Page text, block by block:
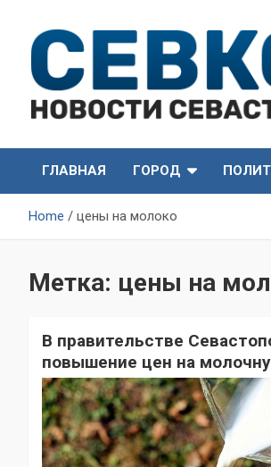
content
СевКор —
Севастополя
Севастополя
ГЛАВНАЯ
ГОРОД
Home цены на молоко
Метка: цены на
В правительстве
повышение цен на